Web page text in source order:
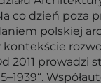
co dzień poza
polskiej
kontekście
2011 prowadzi